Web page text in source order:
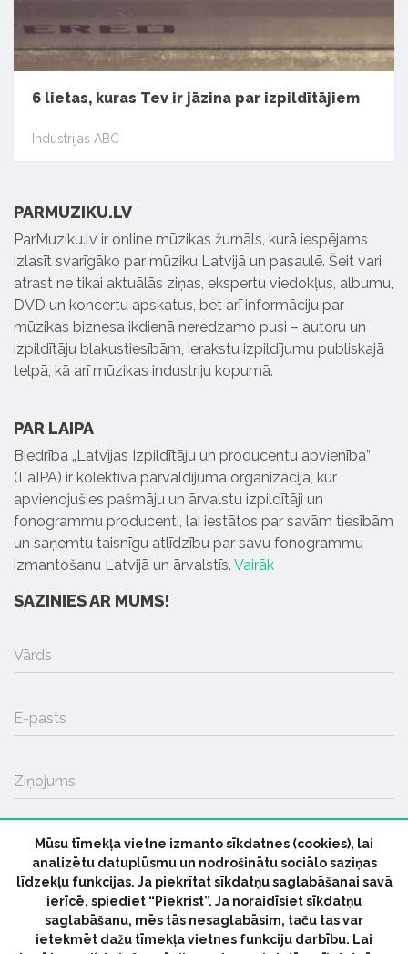
6 lietas, kuras Tev ir jāzina par izpildītājiem
Industrijas ABC
PARMUZIKU.LV
ParMuziku.lv ir online mūzikas žurnāls, kurā iespējams
izlasīt svarīgāko par mūziku Latvijā un pasaulē. Šeit vari
atrast ne tikai aktuālās ziņas, ekspertu viedokļus, albumu,
DVD un koncertu apskatus, bet arī informāciju par
mūzikas biznesa ikdienā neredzamo pusi – autoru un
izpildītāju blakustiesībām, ierakstu izpildījumu publiskajā
telpā, kā arī mūzikas industriju kopumā.
PAR LAIPA
Biedrība „Latvijas Izpildītāju un producentu apvienība”
(LaIPA) ir kolektīvā pārvaldījuma organizācija, kur
apvienojušies pašmāju un ārvalstu izpildītāji un
fonogrammu producenti, lai iestātos par savām tiesībām
un saņemtu taisnīgu atlīdzību par savu fonogrammu
izmantošanu Latvijā un ārvalstīs. Vairāk
SAZINIES AR MUMS!
Vārds
E-pasts
Ziņojums
SŪTĪT
Mūsu tīmekļa vietne izmanto sīkdatnes (cookies), lai
analizētu datuplūsmu un nodrošinātu sociālo saziņas
līdzekļu funkcijas. Ja piekrītat sīkdatņu saglabāšanai savā
ierīcē, spiediet “Piekrist”. Ja noraidīsiet sīkdatņu
saglabāšanu, mēs tās nesaglabāsim, taču tas var
ietekmēt dažu tīmekļa vietnes funkciju darbību. Lai